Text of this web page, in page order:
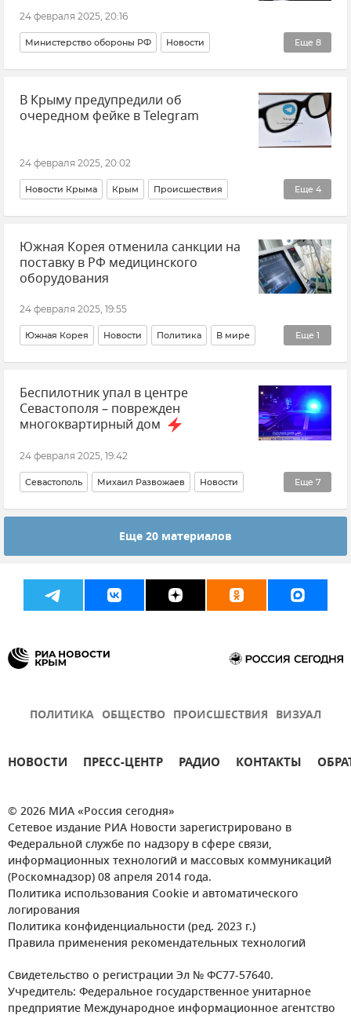
24 февраля 2025, 20:16
Еще 8
Министерство обороны РФ Новости
Новости Крыма Черное море
Орловская область Брянская область
Беспилотник (БПЛА, дрон)
В Крыму предупредили об
очередном фейке в Telegram
24 февраля 2025, 20:02
Еще 4
Новости Крыма Крым Происшествия
Мессенджеры Telegram Кибербезопасность
Киберпреступность
Южная Корея отменила санкции на
поставку в РФ медицинского
оборудования
24 февраля 2025, 19:55
Еще 1
Южная Корея Новости Политика В мире
Санкции против России
Беспилотник упал в центре
Севастополя – поврежден
многоквартирный дом
24 февраля 2025, 19:42
Еще 7
Севастополь Михаил Развожаев Новости
Происшествия МЧС Севастополя
Системы радиоэлектронной борьбы
Еще 20 материалов
ПОЛИТИКА ОБЩЕСТВО ПРОИСШЕСТВИЯ ВИЗУАЛ
НОВОСТИ ПРЕСС-ЦЕНТР РАДИО КОНТАКТЫ
© 2026 МИА «Россия сегодня»
Сетевое издание РИА Новости зарегистрировано в
Федеральной службе по надзору в сфере связи,
информационных технологий и массовых коммуникаций
(Роскомнадзор) 08 апреля 2014 года.
Политика использования Cookie и автоматического
логирования
Политика конфиденциальности (ред. 2023 г.)
Правила применения рекомендательных технологий
Свидетельство о регистрации Эл № ФС77-57640.
Учредитель: Федеральное государственное унитарное
предприятие Международное информационное агентство